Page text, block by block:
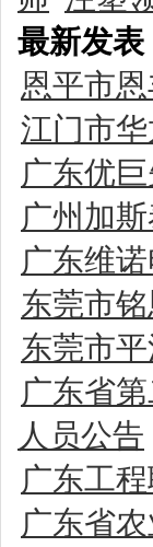
最新发表
恩平市
江门市
广东优
广州加
广东维
东莞市
东莞市
广东省
人员公告
广东工
广东省